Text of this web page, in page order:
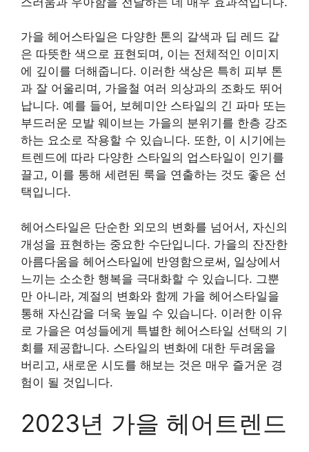
가을 헤어스타일은 다양한 톤의 갈색과 딥 레드 같
은 따뜻한 색으로 표현되며, 이는 전체적인 이미지
에 깊이를 더해줍니다. 이러한 색상은 특히 피부 톤
과 잘 어울리며, 가을철 여러 의상과의 조화도 뛰어
납니다. 예를 들어, 보헤미안 스타일의 긴 파마 또는
부드러운 모발 웨이브는 가을의 분위기를 한층 강조
하는 요소로 작용할 수 있습니다. 또한, 이 시기에는
트렌드에 따라 다양한 스타일의 업스타일이 인기를
끌고, 이를 통해 세련된 룩을 연출하는 것도 좋은 선
택입니다.
헤어스타일은 단순한 외모의 변화를 넘어서, 자신의
개성을 표현하는 중요한 수단입니다. 가을의 잔잔한
아름다움을 헤어스타일에 반영함으로써, 일상에서
느끼는 소소한 행복을 극대화할 수 있습니다. 그뿐
만 아니라, 계절의 변화와 함께 가을 헤어스타일을
통해 자신감을 더욱 높일 수 있습니다. 이러한 이유
로 가을은 여성들에게 특별한 헤어스타일 선택의 기
회를 제공합니다. 스타일의 변화에 대한 두려움을
버리고, 새로운 시도를 해보는 것은 매우 즐거운 경
험이 될 것입니다.
2023년 가을 헤어트렌드